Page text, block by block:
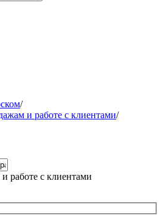
/
и работе с клиентами/
работе с клиентами